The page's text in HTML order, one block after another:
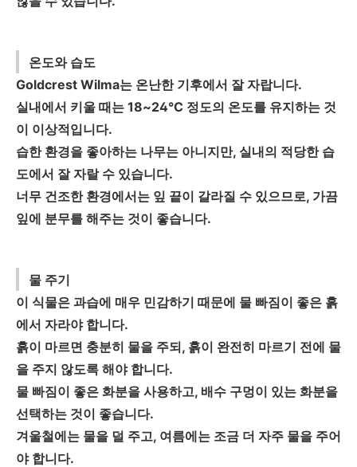
온도와 습도
Goldcrest Wilma는 온난한 기후에서 잘 자랍니다.
실내에서 키울 때는 18~24°C 정도의 온도를 유지하는 것
이 이상적입니다.
습한 환경을 좋아하는 나무는 아니지만, 실내의 적당한 습
도에서 잘 자랄 수 있습니다.
너무 건조한 환경에서는 잎 끝이 갈라질 수 있으므로, 가끔
잎에 분무를 해주는 것이 좋습니다.
물 주기
이 식물은 과습에 매우 민감하기 때문에 물 빠짐이 좋은 흙
에서 자라야 합니다.
흙이 마르면 충분히 물을 주되, 흙이 완전히 마르기 전에 물
을 주지 않도록 해야 합니다.
물 빠짐이 좋은 화분을 사용하고, 배수 구멍이 있는 화분을
선택하는 것이 좋습니다.
겨울철에는 물을 덜 주고, 여름에는 조금 더 자주 물을 주어
야 합니다.